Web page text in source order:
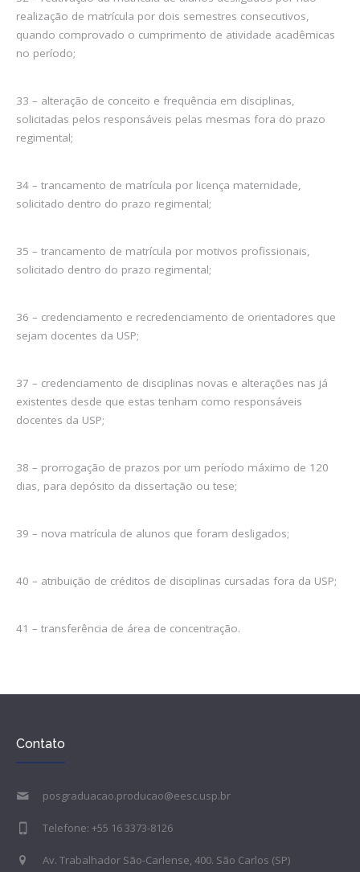
realização de matrícula por dois semestres consecutivos,
quando comprovado o cumprimento de atividade acadêmicas
no período;
33 – alteração de conceito e frequência em disciplinas,
solicitadas pelos responsáveis pelas mesmas fora do prazo
regimental;
34 – trancamento de matrícula por licença maternidade,
solicitado dentro do prazo regimental;
35 – trancamento de matrícula por motivos profissionais,
solicitado dentro do prazo regimental;
36 – credenciamento e recredenciamento de orientadores que
sejam docentes da USP;
37 – credenciamento de disciplinas novas e alterações nas já
existentes desde que estas tenham como responsáveis
docentes da USP;
38 – prorrogação de prazos por um período máximo de 120
dias, para depósito da dissertação ou tese;
39 – nova matrícula de alunos que foram desligados;
40 – atribuição de créditos de disciplinas cursadas fora da USP;
41 – transferência de área de concentração.
Contato
posgraduacao.producao@eesc.usp.br
Telefone: +55 16 3373-8126
Av. Trabalhador São-Carlense, 400. São Carlos (SP)